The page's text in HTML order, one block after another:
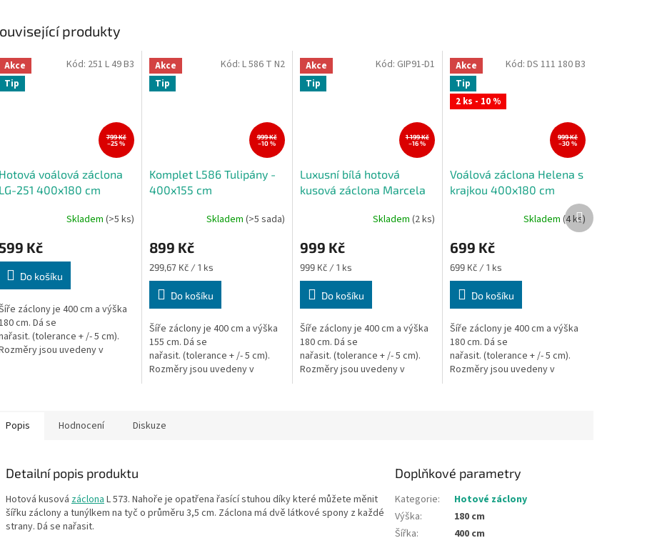
produkty
Akce
Tip
799 Kč
–25 %
Hotová voálová záclona
LG-251 400x180 cm
Skladem (>5 ks)
599 Kč
Do košíku
záclony je 400 cm a výška
cm. Dá se
(tolerance + /- 5 cm).
jsou uvedeny v
Kód: 251 L 49 B3
Akce
Tip
999 Kč
–10 %
Komplet L586 Tulipány -
400x155 cm
Skladem (>5 sada)
899 Kč
Měrná
cena:
299,67 Kč / 1 ks
Do košíku
Šíře záclony je 400 cm a výška
155 cm. Dá se
nařasit. (tolerance + /- 5 cm).
Rozměry jsou uvedeny v
Kód: L 586 T N2
Akce
Tip
1 199 Kč
–16 %
Luxusní bílá hotová
kusová záclona Marcela
produktu
je
5,0
Skladem(2 ks)
999 Kč
Měrná
cena:
999 Kč / 1 ks
Do košíku
Šíře záclony je 400 cm a výška
180 cm. Dá se
nařasit. (tolerance + /- 5 cm).
Rozměry jsou uvedeny v
Kód: GIP91-D1
Akce
Tip
2 ks - 10 %
999 Kč
–30 %
Voálová záclona Helena s
krajkou 400x180 cm
Skladem (4 ks)
699 Kč
Měrná
cena:
699 Kč / 1 ks
Do košíku
Šíře záclony je 400 cm a výška
180 cm. Dá se
nařasit. (tolerance + /- 5 cm).
Rozměry jsou uvedeny v
Kód: DS 111 180 B3
Další
produkt
Popis Hodnocení Diskuze
Detailní popis produktu
Hotová kusová záclonaL 573. Nahoře je opatřena řasící stuhou díky které můžete měnit
šířku záclony a tunýlkem na tyč o průměru 3,5 cm. Záclona má dvě látkové spony z každé
strany. Dá se nařasit.
Doplňkové parametry
Kategorie:
Hotové záclony
Výška:
180 cm
Šířka:
400 cm